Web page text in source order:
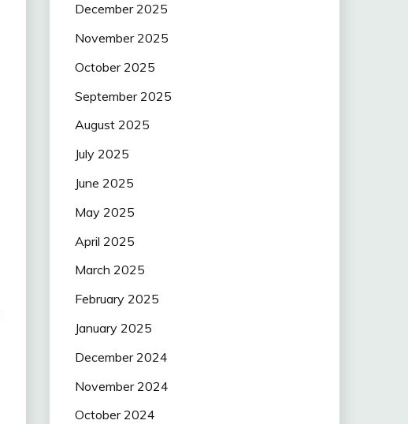
December 2025
November 2025
October 2025
September 2025
August 2025
July 2025
June 2025
May 2025
April 2025
March 2025
February 2025
January 2025
December 2024
November 2024
October 2024